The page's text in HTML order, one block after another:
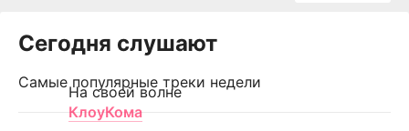
Сегодня слушают
Самые популярные треки недели
На своей волне
КлоуКома